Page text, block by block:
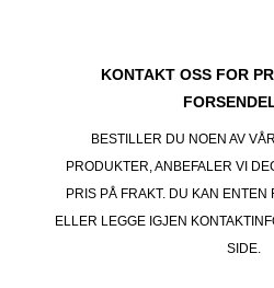
KONTAKT OSS FOR
BESTILLER DU NOEN AV
PRODUKTER, ANBEFALER VI
PRIS PÅ FRAKT. DU KAN
ELLER LEGGE IGJEN
SIDE.